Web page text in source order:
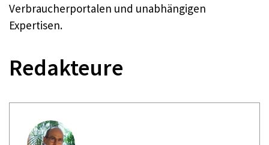
Verbraucherportalen und unabhängigen
Expertisen.
Redakteure